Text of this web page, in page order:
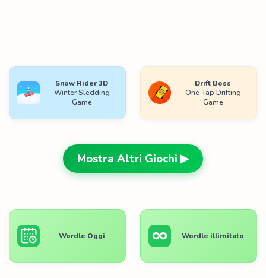
Snow Rider 3D
Winter Sledding
Game
Drift Boss
One-Tap Drifting
Game
Mostra Altri Giochi ▶
Wordle Oggi Wordle illimitato